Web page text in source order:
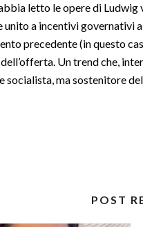
letto le opere di
a incentivi governativi
precedente (in questo
Un trend che,
socialista, ma sostenitore
POST